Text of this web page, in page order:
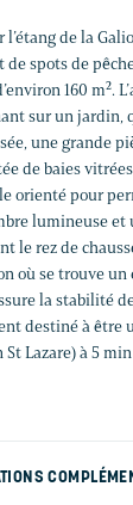
l’étang de la
de spots de
160 m².
sur un jardin,
une grande
de baies
orienté pour
lumineuse et
le rez de
où se trouve
la stabilité
destiné à être
Lazare) à 5 min